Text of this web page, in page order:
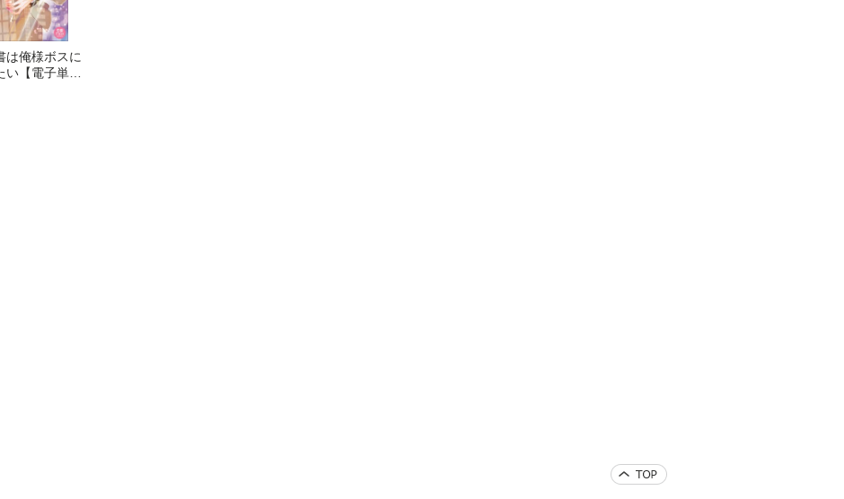
は俺様ボスに
い【電子単行